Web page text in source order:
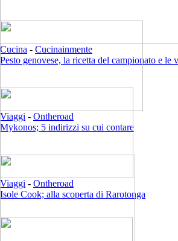
Cucina - Cucinainmente
Pesto genovese, la ricetta del campionato e le
Viaggi - Ontheroad
Mykonos; 5 indirizzi su cui contare
Viaggi - Ontheroad
Isole Cook; alla scoperta di Rarotonga